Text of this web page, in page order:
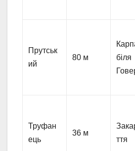
Прутськ
ий
80 м
біля
Труфан
ець
36 м
ття